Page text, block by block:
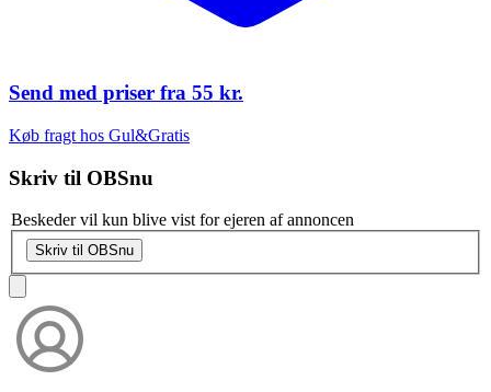
Send med priser fra 55 kr.
Køb fragt hos Gul&Gratis
Skriv til OBSnu
Beskeder vil kun blive vist for ejeren af annoncen
Skriv til OBSnu